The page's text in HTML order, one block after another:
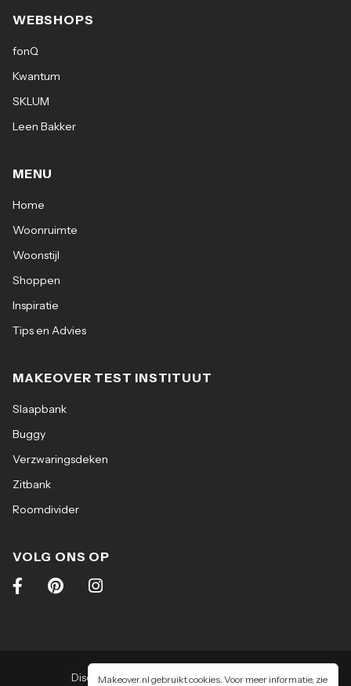
Makeover.nl gebruikt cookies. Voor meer informatie, zie
WEBSHOPS
fonQ
Kwantum
SKLUM
Leen Bakker
MENU
Home
Woonruimte
Woonstijl
Shoppen
Inspiratie
Tips en Advies
MAKEOVER TEST INSTITUUT
Slaapbank
Buggy
Verzwaringsdeken
Zitbank
Roomdivider
VOLG ONS OP
Disclaimer | Algemene voorwaarden |